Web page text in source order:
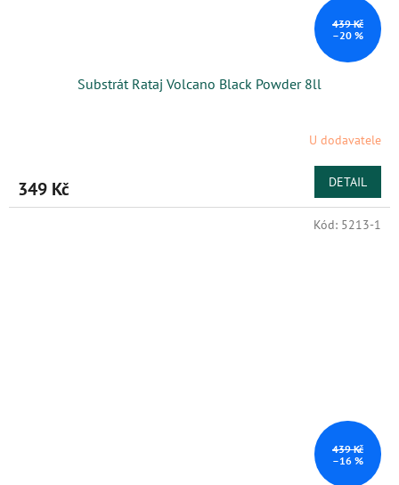
439 Kč
–20 %
Substrát Rataj Volcano Black Powder 8ll
U dodavatele
349 Kč DETAIL
439 Kč
–16 %
Kód: 5213-1